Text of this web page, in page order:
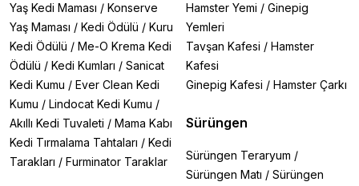
Yaş Kedi Maması / Konserve
Yaş Maması / Kedi Ödülü / Kuru
Kedi Ödülü / Me-O Krema Kedi
Ödülü / Kedi Kumları / Sanicat
Kedi Kumu / Ever Clean Kedi
Kumu / Lindocat Kedi Kumu /
Akıllı Kedi Tuvaleti / Mama Kabı
Kedi Tırmalama Tahtaları / Kedi
Tarakları / Furminator Taraklar
Hamster Yemi / Ginepig
Yemleri
Tavşan Kafesi / Hamster
Kafesi
Ginepig Kafesi / Hamster Çarkı
Sürüngen
Sürüngen Teraryum /
Sürüngen Matı / Sürüngen